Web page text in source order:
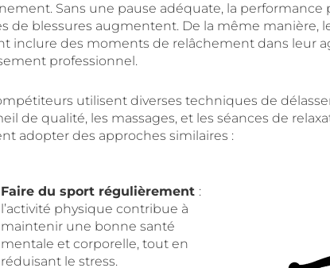
Sans une pause adéquate, la performance
de blessures augmentent. De la même manière,
inclure des moments de relâchement dans leur
professionnel.
utilisent diverses techniques de
de qualité, les massages, et les séances de
adopter des approches similaires :
Faire du sport régulièrement :
l’activité physique contribue à
maintenir une bonne santé
mentale et corporelle, tout en
réduisant le stress.